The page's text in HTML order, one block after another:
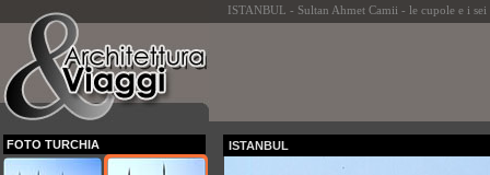
ISTANBUL - Sultan Ahmet Camii - le cupole e i
FOTO TURCHIA ISTANBUL